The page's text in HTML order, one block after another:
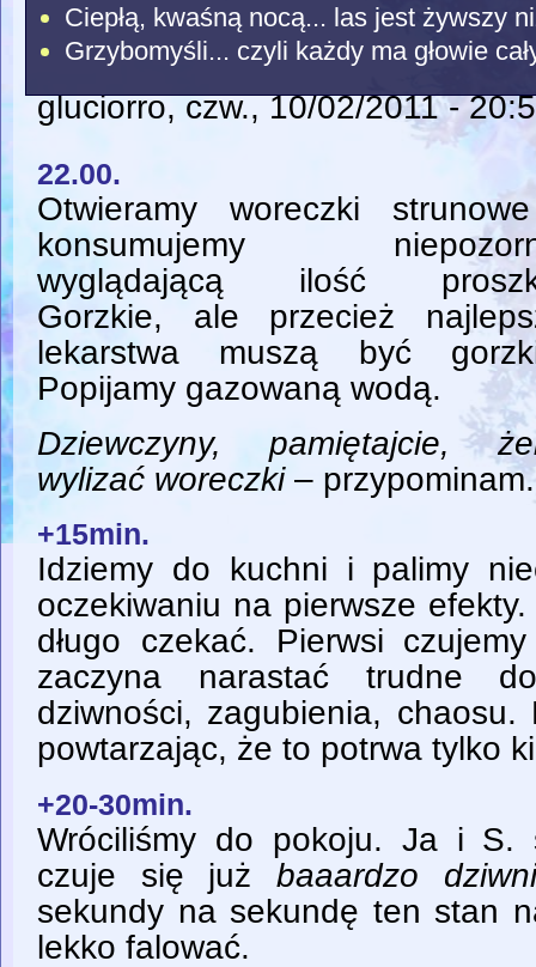
Ciepłą, kwaśną nocą... las jest żywszy
Grzybomyśli... czyli każdy ma głowie
gluciorro, czw., 10/02/2011 -
22.00.
Otwieramy woreczki
konsumujemy
wyglądającą ilość
Gorzkie, ale przecież
lekarstwa muszą być
Popijamy gazowaną wodą.
Dziewczyny, pamiętajcie,
wylizać woreczki– przypominam.
+15min.
Idziemy do kuchni i palimy
oczekiwaniu na pierwsze
długo czekać. Pierwsi
zaczyna narastać trudne
dziwności, zagubienia, chaosu.
powtarzając, że to potrwa tylko
+20-30min.
Wróciliśmy do pokoju. Ja i S.
czuje się już baaardzo
sekundy na sekundę ten stan
lekko falować.